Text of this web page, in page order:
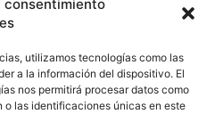
consentimiento
utilizamos tecnologías como las
a la información del dispositivo. El
nos permitirá procesar datos como
las identificaciones únicas en este